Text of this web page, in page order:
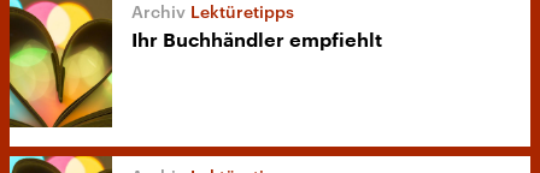
Lektüretipps
Ihr Buchhändler empfiehlt